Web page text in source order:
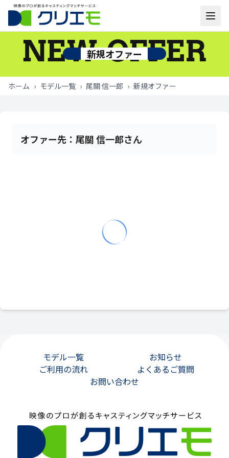
モデル一覧
新規オファー
NEW OFFER
ホーム › モデル一覧 › 尾關 信一郎 › 新規オファー
オファー先： 尾關 信一郎さん
モデル一覧
お知らせ
ご利用の流れ
よくあるご質問
お問い合わせ